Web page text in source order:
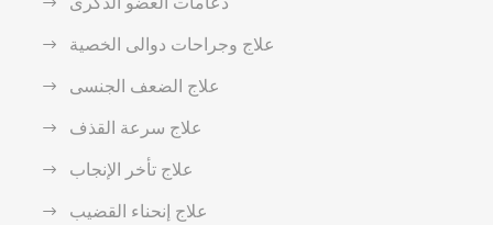
علاج وجراحات دوالى الخصية
علاج الضعف الجنسى
علاج سرعة القذف
علاج تأخر الإنجاب
علاج إنحناء القضيب